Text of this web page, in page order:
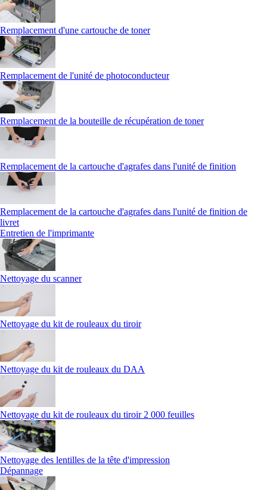
Remplacement d'une cartouche de toner
Remplacement de l'unité de photoconducteur
Remplacement de la bouteille de récupération de toner
Remplacement de la cartouche d'agrafes dans l'unité de finition
Remplacement de la cartouche d'agrafes dans l'unité de finition de
livret
Entretien de l'imprimante
Nettoyage du scanner
Nettoyage du kit de rouleaux du tiroir
Nettoyage du kit de rouleaux du DAA
Nettoyage du kit de rouleaux du tiroir 2 000 feuilles
Nettoyage des lentilles de la tête d'impression
Dépannage